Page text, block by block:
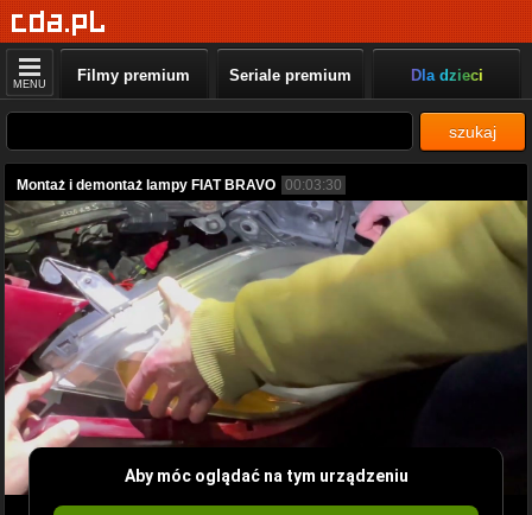
MENU Filmy premium Seriale premium Dla dzieci
szukaj
Montaż i demontaż lampy FIAT BRAVO 00:03:30
Aby móc oglądać na tym urządzeniu